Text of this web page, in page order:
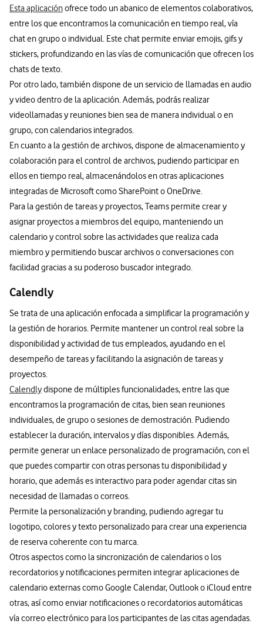
Esta aplicaciónofrece todo un abanico de elementos colaborativos,
entre los que encontramos la comunicación en tiempo real, vía
chat en grupo o individual. Este chat permite enviar emojis, gifs y
stickers, profundizando en las vías de comunicación que ofrecen los
chats de texto.
Por otro lado, también dispone de un servicio de llamadas en audio
y video dentro de la aplicación. Además, podrás realizar
videollamadas y reuniones bien sea de manera individual o en
grupo, con calendarios integrados.
En cuanto a la gestión de archivos, dispone de almacenamiento y
colaboración para el control de archivos, pudiendo participar en
ellos en tiempo real, almacenándolos en otras aplicaciones
integradas de Microsoft como SharePoint o OneDrive.
Para la gestión de tareas y proyectos, Teams permite crear y
asignar proyectos a miembros del equipo, manteniendo un
calendario y control sobre las actividades que realiza cada
miembro y permitiendo buscar archivos o conversaciones con
facilidad gracias a su poderoso buscador integrado.
Calendly
Se trata de una aplicación enfocada a simplificar la programación y
la gestión de horarios. Permite mantener un control real sobre la
disponibilidad y actividad de tus empleados, ayudando en el
desempeño de tareas y facilitando la asignación de tareas y
proyectos.
Calendlydispone de múltiples funcionalidades, entre las que
encontramos la programación de citas, bien sean reuniones
individuales, de grupo o sesiones de demostración. Pudiendo
establecer la duración, intervalos y días disponibles. Además,
permite generar un enlace personalizado de programación, con el
que puedes compartir con otras personas tu disponibilidad y
horario, que además es interactivo para poder agendar citas sin
necesidad de llamadas o correos.
Permite la personalización y branding, pudiendo agregar tu
logotipo, colores y texto personalizado para crear una experiencia
de reserva coherente con tu marca.
Otros aspectos como la sincronización de calendarios o los
recordatorios y notificaciones permiten integrar aplicaciones de
calendario externas como Google Calendar, Outlook o iCloud entre
otras, así como enviar notificaciones o recordatorios automáticas
vía correo electrónico para los participantes de las citas agendadas.